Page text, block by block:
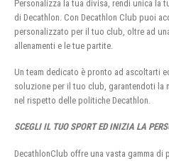
Personalizza la tua divisa, rendi unica la
di Decathlon. Con Decathlon Club puoi
personalizzato per il tuo club, oltre ad
allenamenti e le tue partite.
Un team dedicato è pronto ad ascoltarti
soluzione per il tuo club, garantendoti la
nel rispetto delle politiche Decathlon.
SCEGLI IL TUO SPORT ED INIZIA LA
DecathlonClub offre una vasta gamma